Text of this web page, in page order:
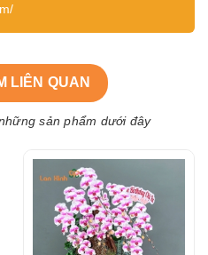
LIÊN QUAN
sản phẩm dưới đây